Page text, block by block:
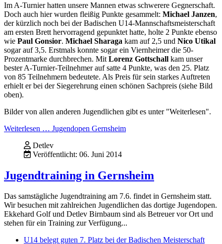
Im A-Turnier hatten unsere Mannen etwas schwerere Gegnerschaft.
Doch auch hier wurden fleißig Punkte gesammelt: Michael Janzen,
der kürzlich noch bei der Badischen U14-Mannschaftsmeisterschaft
am ersten Brett hervorragend gepunktet hatte, holte 2 Punkte ebenso
wie Paul Gonsior. Michael Sharaga kam auf 2,5 und Nico Utikal
sogar auf 3,5. Erstmals konnte sogar ein Viernheimer die 50-
Prozentmarke durchbrechen. Mit Lorenz Gottschall kam unser
bester A-Turnier-Teilnehmer auf satte 4 Punkte, was den 25. Platz
von 85 Teilnehmern bedeutete. Als Preis für sein starkes Auftreten
erhielt er bei der Siegerehrung einen schönen Sachpreis (siehe Bild
oben).
Bilder von allen anderen Jugendlichen gibt es unter "Weiterlesen".
Weiterlesen … Jugendopen Gernsheim
Detlev
Veröffentlicht: 06. Juni 2014
Jugendtraining in Gernsheim
Das samstägliche Jugendtraining am 7.6. findet in Gernsheim statt.
Wir besuchen mit zahlreichen Jugendlichen das dortige Jugendopen.
Ekkehard Golf und Detlev Birnbaum sind als Betreuer vor Ort und
stehen für ein Training zur Verfügung...
U14 belegt guten 7. Platz bei der Badischen Meisterschaft